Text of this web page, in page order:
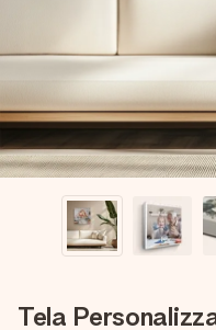
una tua foto o un
complicazione, solo
Tela